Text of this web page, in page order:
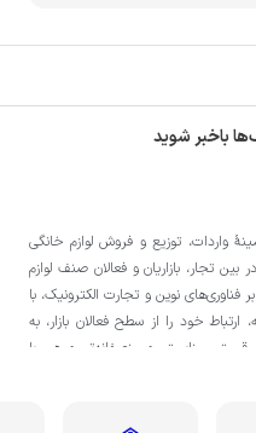
باخبر شوید
واردات، توزيع و فروش لوازم خانگی
بين تجار، بازاريان و فعالان صنف لوازم
نوين و تجارت الكترونيک، با
خود را از سطح فعالان بازار، به
مناسبتر و منصفانه‌تر و هم با
عزیز در اقصی نقاط ميهنمان باشد.
طریق سایت و انتخاب زمان، امکان پذیر